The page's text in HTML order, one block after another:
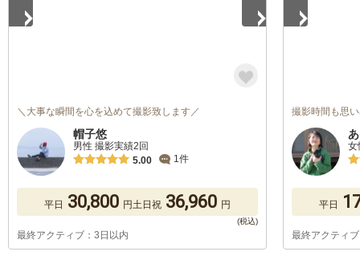
＼大事な瞬間を心を込めて撮影致します／
帽子悠
男性 撮影実績2回
5.00
1件
平日 30,800 円土日祝 36,960 円
最終アクティブ：3日以内
撮影時間も思
女
平日
最終アクティ